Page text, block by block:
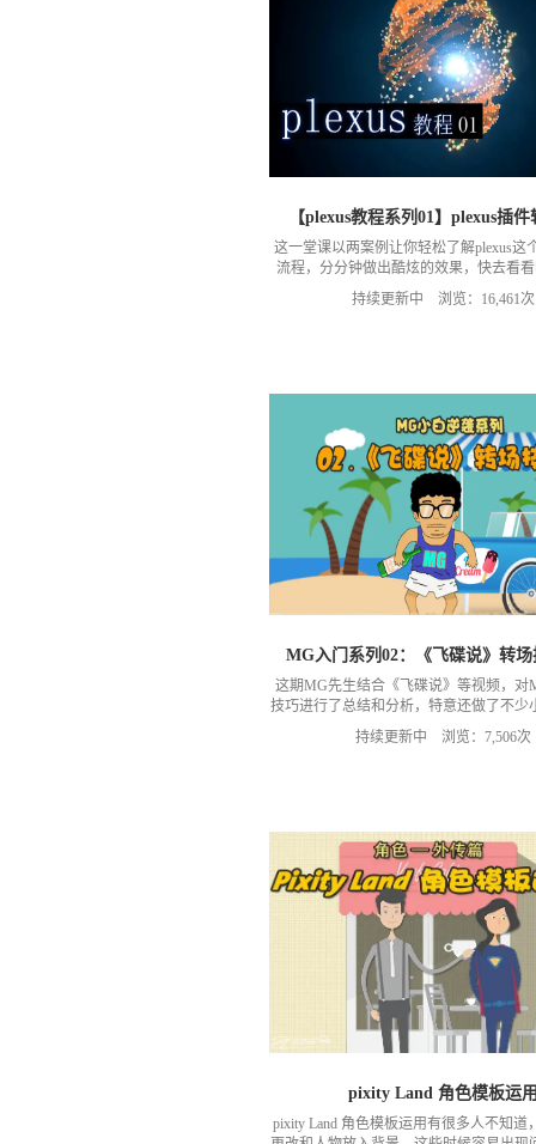
【plexus教程系列01】plexus插
这一堂课以两案例让你轻松了解plexus这
流程，分分钟做出酷炫的效果，快去看
高清教程下载，请移步微信公众号：
持续更新中 浏览：16,461次
MG入门系列02：《飞碟说》转
这期MG先生结合《飞碟说》等视频，对
技巧进行了总结和分析，特意还做了不少
晰易懂！
持续更新中 浏览：7,506次
pixity Land 角色模板运
pixity Land 角色模板运用有很多人不知道